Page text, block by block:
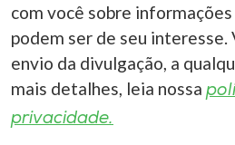
com você sobre
podem ser de seu interesse.
envio da divulgação, a
mais detalhes, leia nossa
privacidade.